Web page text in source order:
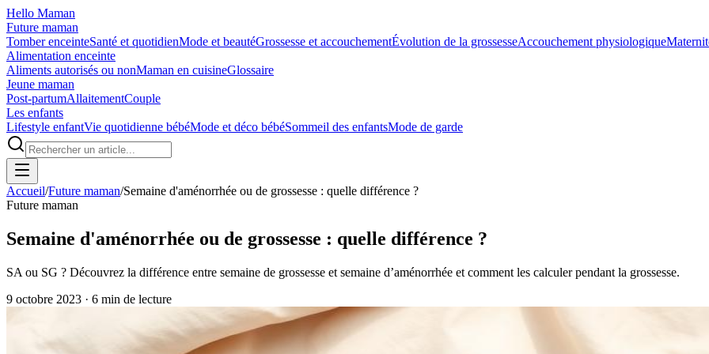
Hello Maman
Future maman
Tomber enceinteSanté et quotidienMode et beautéGrossesse et accouchementÉvolution de la grossesseAccouchement physiologique
Alimentation enceinte
Aliments autorisés ou nonMaman en cuisineGlossaire
Jeune maman
Post-partumAllaitementCouple
Les enfants
Lifestyle enfantVie quotidienne bébéMode et déco bébéSommeil des enfantsMode de garde
Accueil/Future maman/Semaine d'aménorrhée ou de grossesse : quelle différence ?
Future maman
Semaine d'aménorrhée ou de grossesse : quelle différence ?
SA ou SG ? Découvrez la différence entre semaine de grossesse et semaine d’aménorrhée et comment les calculer pendant la grossesse.
9 octobre 2023 · 6 min de lecture